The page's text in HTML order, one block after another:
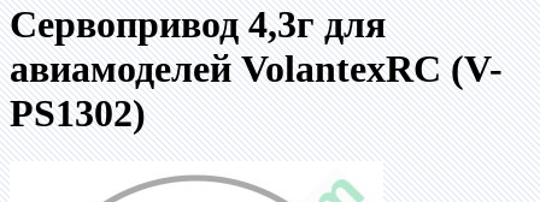
Сервопривод 4,3г для
авиамоделей VolantexRC (V-
PS1302)